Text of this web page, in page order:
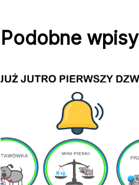
Podobne wpisy